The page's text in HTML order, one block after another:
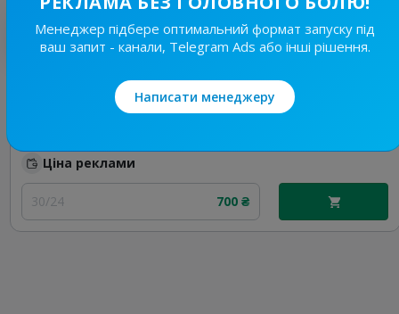
Найкращі за темою
/
99
HUMMER CRYPTO | NEWS
Ціна реклами
30/24 700 ₴
Менеджер підбере оптимальний формат запуску під
ваш запит - канали, Telegram Ads або інші рішення.
Написати менеджеру